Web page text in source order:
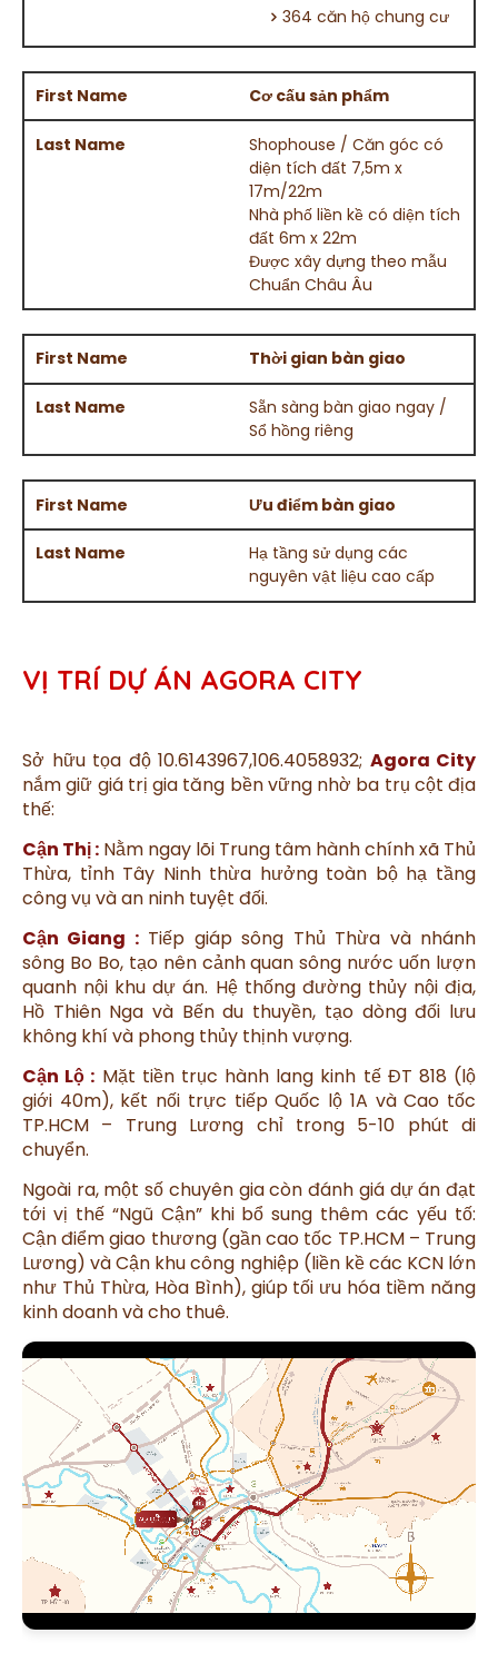
364 căn hộ chung cư
Cơ cấu sản phẩm
Shophouse / Căn góc có
diện tích đất 7,5m x
17m/22m
Nhà phố liền kề có diện tích
đất 6m x 22m
Được xây dựng theo mẫu
Chuẩn Châu Âu
Thời gian bàn giao
Sẵn sàng bàn giao ngay /
Sổ hồng riêng
Ưu điểm bàn giao
Hạ tầng sử dụng các
nguyên vật liệu cao cấp
VỊ TRÍ DỰ ÁN AGORA CITY
Sở hữu tọa độ 10.6143967,106.4058932; Agora City
nắm giữ giá trị gia tăng bền vững nhờ ba trụ cột địa
thế:
Cận Thị : Nằm ngay lõi Trung tâm hành chính xã Thủ
Thừa, tỉnh Tây Ninh thừa hưởng toàn bộ hạ tầng
công vụ và an ninh tuyệt đối.
Cận Giang :Tiếp giáp sông Thủ Thừa và nhánh
sông Bo Bo, tạo nên cảnh quan sông nước uốn lượn
quanh nội khu dự án. Hệ thống đường thủy nội địa,
Hồ Thiên Nga và Bến du thuyền, tạo dòng đối lưu
không khí và phong thủy thịnh vượng.
Cận Lộ : Mặt tiền trục hành lang kinh tế ĐT 818 (lộ
giới 40m), kết nối trực tiếp Quốc lộ 1A và Cao tốc
TP.HCM – Trung Lương chỉ trong 5-10 phút di
chuyển.
Ngoài ra, một số chuyên gia còn đánh giá dự án đạt
tới vị thế “Ngũ Cận” khi bổ sung thêm các yếu tố:
Cận điểm giao thương (gần cao tốc TP.HCM – Trung
Lương) và Cận khu công nghiệp (liền kề các KCN lớn
như Thủ Thừa, Hòa Bình), giúp tối ưu hóa tiềm năng
kinh doanh và cho thuê.